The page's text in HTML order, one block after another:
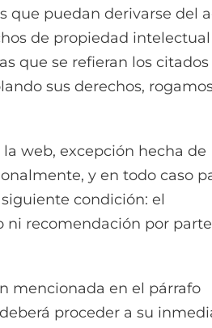
que puedan derivarse del
de propiedad
que se refieran los citados
sus derechos,
web, excepción hecha de
y en todo caso
condición: el
ni recomendación por
mencionada en el párrafo
proceder a su